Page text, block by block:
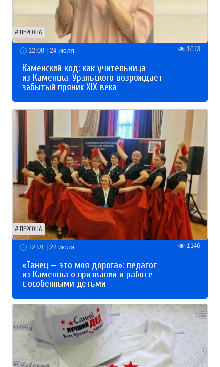
ПЕРСОНА
12:08 | 24 июля 1013
Каменский код: как учительница
из Каменска-Уральского возрождает
забытый пряник XIX века
ПЕРСОНА
12:01 | 22 июля 1146
«Танец — это моя дорога»: педагог
из Каменска о призвании и работе
с особенными детьми